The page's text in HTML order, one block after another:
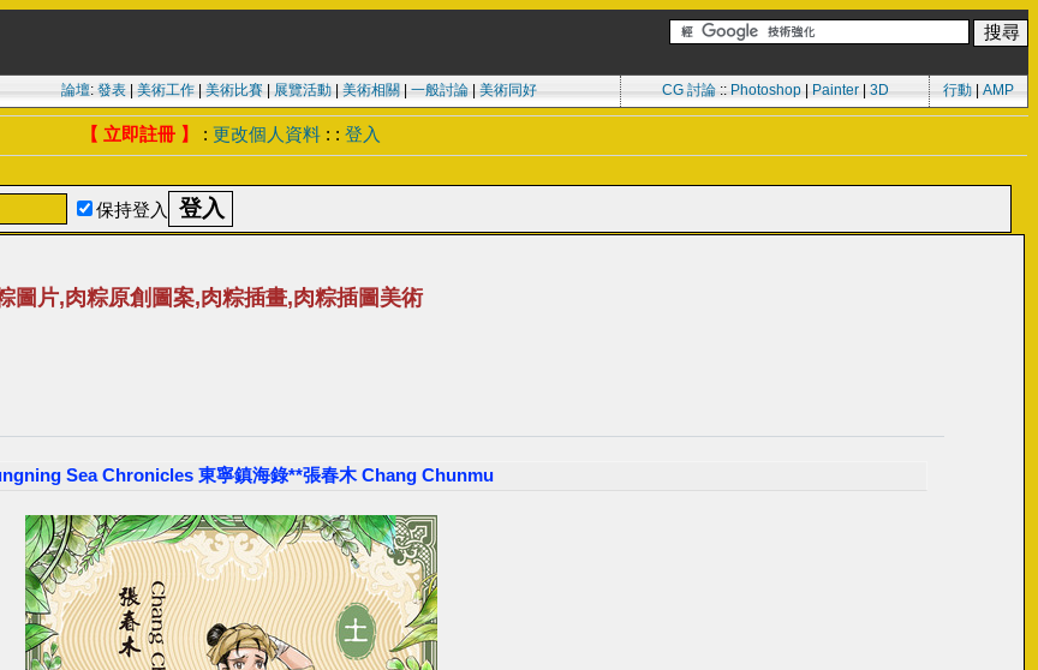
論壇: 發表| 美術工作| 美術比賽| 展覽活動| 美術相關 一般討論| 美術同好 CG 討論:: Photoshop| Painter| 3D 行動 AMP
【 立即註冊 】 : 更改個人資料 : : 登入
保持登入
圖片,肉粽原創圖案,肉粽插畫,肉粽插圖美術
Sea Chronicles 東寧鎮海錄**張春木 Chang Chunmu